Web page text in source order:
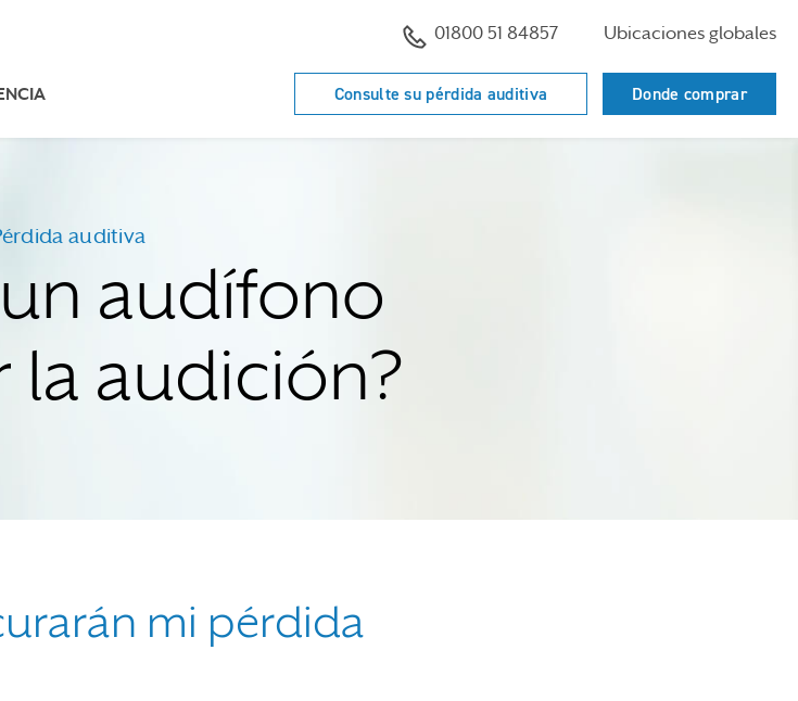
01800 51 84857 Ubicaciones globales
Consulte su pérdida auditiva Donde comprar
auditiva
audífono
la audición?
mi pérdida